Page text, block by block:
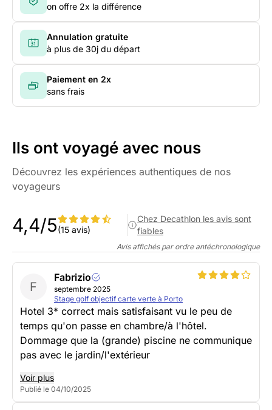
on offre 2x la différence
Annulation gratuite
à plus de 30j du départ
Paiement en 2x
sans frais
Ils ont voyagé avec nous
Découvrez les expériences authentiques de nos
voyageurs
4,4/5(15 avis)
Chez Decathlon les avis sont
fiables
Avis affichés par ordre antéchronologique
F
Fabrizio
septembre 2025
Stage golf objectif carte verte à Porto
Hotel 3* correct mais satisfaisant vu le peu de
temps qu'on passe en chambre/à l'hôtel.
Dommage que la (grande) piscine ne communique
pas avec le jardin/l'extérieur
Voir plus
Publié le 04/10/2025